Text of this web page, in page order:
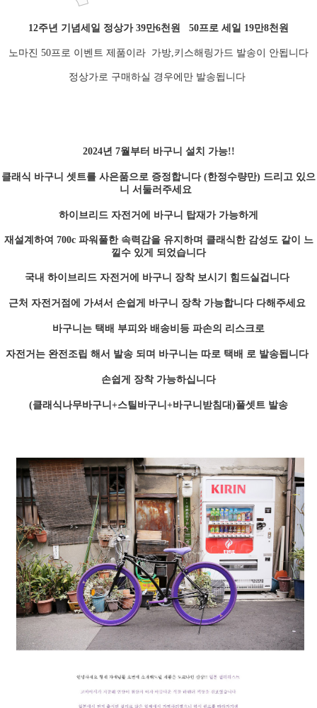
12주년 기념세일 정상가 39만6천원 50프로 세일 19만8천원
노마진 50프로 이벤트 제품이라 가방,키스해링가드 발송이 안됩니다
정상가로 구매하실 경우에만 발송됩니다
2024년 7월부터 바구니 설치 가능!!
클래식 바구니 셋트를 사은품으로 증정합니다 (한정수량만) 드리고 있으
니 서둘러주세요
하이브리드 자전거에 바구니 탑재가 가능하게
재설계하여 700c 파워풀한 속력감을 유지하며 클래식한 감성도 같이 느
낄수 있게 되었습니다
국내 하이브리드 자전거에 바구니 장착 보시기 힘드실겁니다
근처 자전거점에 가셔서 손쉽게 바구니 장착 가능합니다 다해주세요
바구니는 택배 부피와 배송비등 파손의 리스크로
자전거는 완전조립 해서 발송 되며 바구니는 따로 택배 로 발송됩니다
손쉽게 장착 가능하십니다
(클래식나무바구니+스틸바구니+바구니받침대)풀셋트 발송